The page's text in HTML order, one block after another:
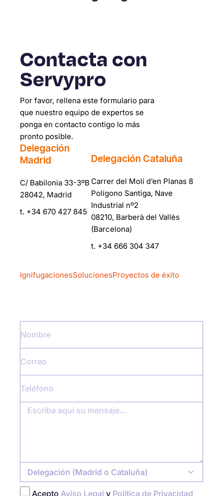
Contacta con
Servypro
Por favor, rellena este formulario para
que nuestro equipo de expertos se
ponga en contacto contigo lo más
pronto posible.
Delegación
Madrid
C/ Babilonia 33-3ºB
28042, Madrid
t. +34 670 427 845
Delegación Cataluña
Carrer del Molí d’en Planas 8
Polígono Santiga, Nave
Industrial nº2
08210, Barberà del Vallès
(Barcelona)
t. +34 666 304 347
IgnifugacionesSolucionesProyectos de éxito
Acepto Aviso Legal y Política de Privacidad